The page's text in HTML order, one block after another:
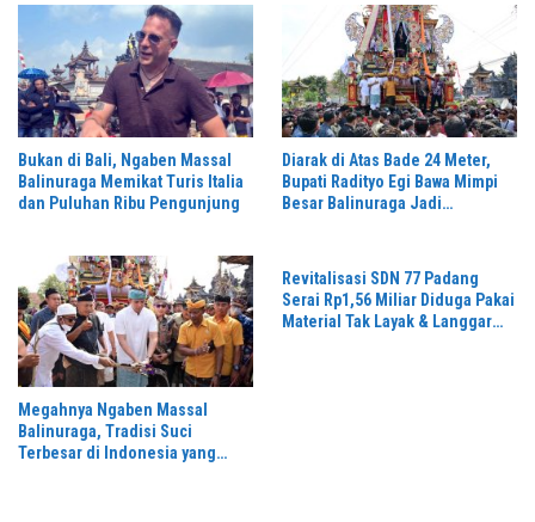
Bukan di Bali, Ngaben Massal
Balinuraga Memikat Turis Italia
dan Puluhan Ribu Pengunjung
Diarak di Atas Bade 24 Meter,
Bupati Radityo Egi Bawa Mimpi
Besar Balinuraga Jadi
Megahnya Ngaben Massal
Balinuraga, Tradisi Suci
Terbesar di Indonesia yang
Revitalisasi SDN 77 Padang
Serai Rp1,56 Miliar Diduga Pakai
Material Tak Layak & Langgar